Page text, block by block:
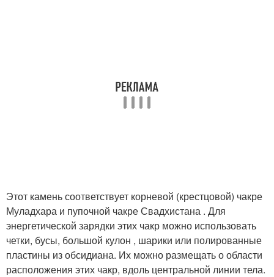
Этот камень соответствует корневой (крестцовой) чакре
Муладхара и пупочной чакре Свадхистана . Для
энергетической зарядки этих чакр можно использовать
четки, бусы, большой кулон , шарики или полированные
пластины из обсидиана. Их можно размещать о области
расположения этих чакр, вдоль центральной линии тела.